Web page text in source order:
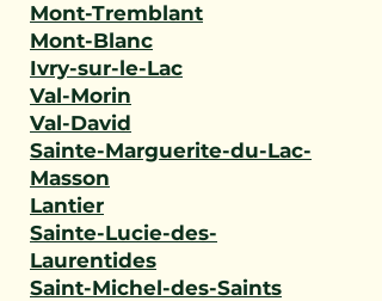
Mont-Tremblant
Mont-Blanc
Ivry-sur-le-Lac
Val-Morin
Val-David
Sainte-Marguerite-du-Lac-
Masson
Lantier
Sainte-Lucie-des-
Laurentides
Saint-Michel-des-Saints